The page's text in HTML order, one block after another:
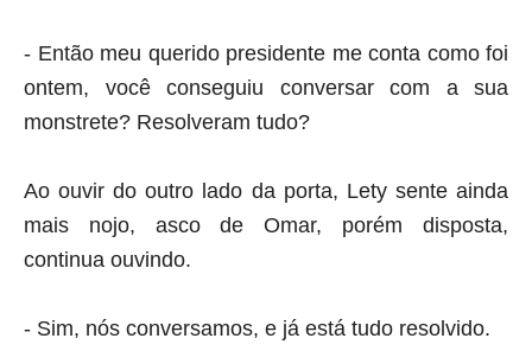
- Então meu querido presidente me conta como foi
ontem, você conseguiu conversar com a sua
monstrete? Resolveram tudo?
Ao ouvir do outro lado da porta, Lety sente ainda
mais nojo, asco de Omar, porém disposta,
continua ouvindo.
- Sim, nós conversamos, e já está tudo resolvido.